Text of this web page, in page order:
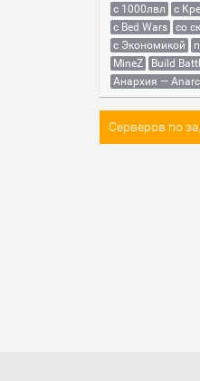
с 1000лвл c
с Bed Wars
со
с Экономикой
MineZ
Build
Анархия —
Серверов по